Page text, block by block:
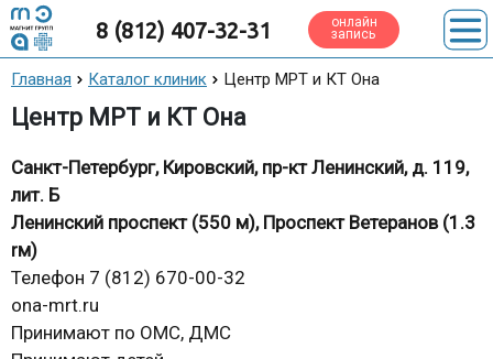
8 (812) 407-32-31 онлайн
запись
Главная Каталог клиник Центр МРТ и КТ Она
Центр МРТ и КТ Она
Санкт-Петербург, Кировский, пр-кт Ленинский, д. 119,
лит. Б
Ленинский проспект (550 м), Проспект Ветеранов (1.3
rм)
Телефон 7 (812) 670-00-32
ona-mrt.ru
Принимают по ОМС, ДМС